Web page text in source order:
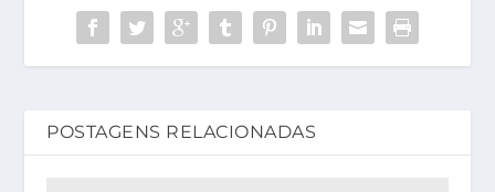
POSTAGENS RELACIONADAS